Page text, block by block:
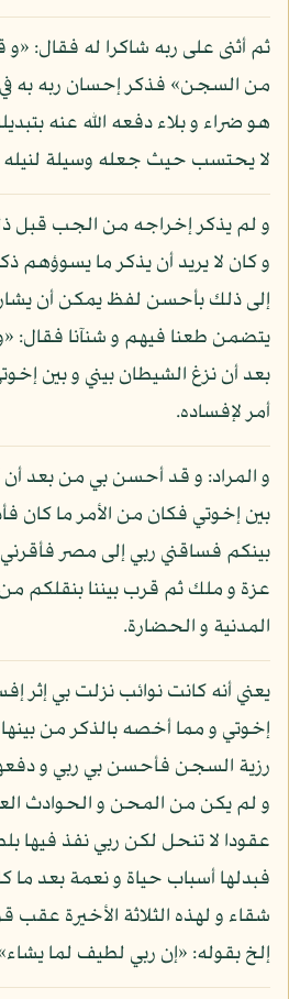
ثم أثنى على ربه شاكرا له فقال:
من السجن» فذكر إحسان ربه به
هو ضراء و بلاء دفعه الله عنه
لا يحتسب حيث جعله وسيلة لنيله
و لم يذكر إخراجه من الجب قبل
و كان لا يريد أن يذكر ما يسوؤهم
إلى ذلك بأحسن لفظ يمكن أن يشار
يتضمن طعنا فيهم و شنآنا فقال:
بعد أن نزغ الشيطان بيني و بين
أمر لإفساده.
و المراد: و قد أحسن بي من بعد
بين إخوتي فكان من الأمر ما كان
بينكم فساقني ربي إلى مصر
عزة و ملك ثم قرب بيننا بنقلكم من
المدنية و الحضارة.
يعني أنه كانت نوائب نزلت بي إثر
إخوتي و مما أخصه بالذكر من
رزية السجن فأحسن بي ربي و
و لم يكن من المحن و الحوادث
عقودا لا تنحل لكن ربي نفذ فيها
فبدلها أسباب حياة و نعمة بعد
شقاء و لهذه الثلاثة الأخيرة
إلخ بقوله: «إن ربي لطيف لما